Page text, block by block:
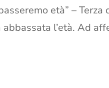
età” –
l’età. Ad